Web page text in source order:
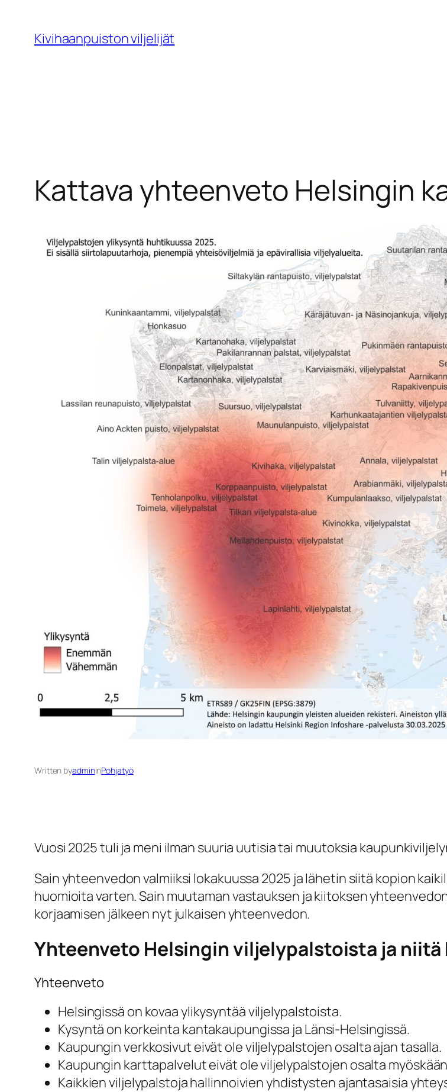
sisältöönKivihaanpuiston viljelijät
Kattava yhteenveto Helsingin
Written byadmininPohjatyö
Vuosi 2025 tuli ja meni ilman suuria uutisia tai muutoksia
Sain yhteenvedon valmiiksi lokakuussa 2025 ja lähetin siitä kopion
huomioita varten. Sain muutaman vastauksen ja kiitoksen
korjaamisen jälkeen nyt julkaisen yhteenvedon.
Yhteenveto Helsingin viljelypalstoista ja
Yhteenveto
Helsingissä on kovaa ylikysyntää viljelypalstoista.
Kysyntä on korkeinta kantakaupungissa ja Länsi-Helsingissä.
Kaupungin verkkosivut eivät ole viljelypalstojen osalta ajan tasalla.
Kaupungin karttapalvelut eivät ole viljelypalstojen osalta
Kaikkien viljelypalstoja hallinnoivien yhdistysten ajantasaisia